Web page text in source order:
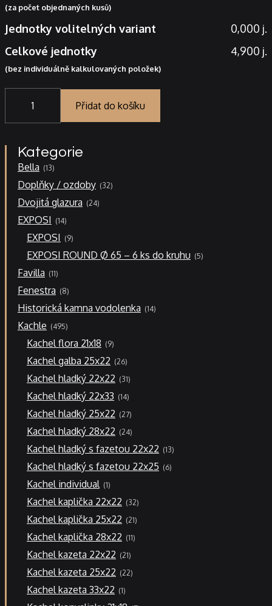
(za počet objednaných kusů)
Jednotky volitelných variant
0,000 j.
Celkové jednotky
(bez individuálně kalkulovaných položek)
4,900 j.
zmenšený
42x11,5
množství
Přidat do košíku
Kategorie
Bella 1313
produktů
Doplňky / ozdoby 3232
produktů
Dvojitá glazura 2424
produktů
EXPOSI 1414
produktů
EXPOSI 99
produktů
EXPOSI ROUND Ø 65 – 6 ks do kruhu 55
produktů
Favilla 1111
produktů
Fenestra 88
produktů
Historická kamna vodolenka 1414
produktů
Kachle 495495
produktů
Kachel flora 21x18 99
produktů
Kachel galba 25x22 2626
produktů
Kachel hladký 22x22 3131
produktů
Kachel hladký 22x33 1414
produktů
Kachel hladký 25x22 2727
produktů
Kachel hladký 28x22 2424
produktů
Kachel hladký s fazetou 22x22 1313
produktů
Kachel hladký s fazetou 22x25 66
produktů
Kachel individual 11
produkt
Kachel kaplička 22x22 3232
produktů
Kachel kaplička 25x22 2121
produktů
Kachel kaplička 28x22 1111
produktů
Kachel kazeta 22x22 2121
produktů
Kachel kazeta 25x22 2222
produktů
Kachel kazeta 33x22 11
produkt
7